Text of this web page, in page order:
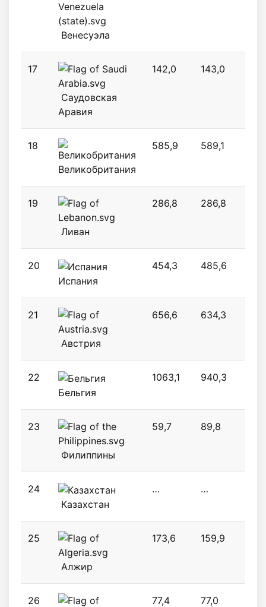
Венесуэла
17
Саудовская
Аравия
142,0 143,0
18
Великобритания
585,9 589,1
19
Ливан
286,8 286,8
20
Испания
454,3 485,6
21
Австрия
656,6 634,3
22
Бельгия
1063,1 940,3
23
Филиппины
59,7 89,8
24
Казахстан
… …
25
Алжир
173,6 159,9
26 77,4 77,0